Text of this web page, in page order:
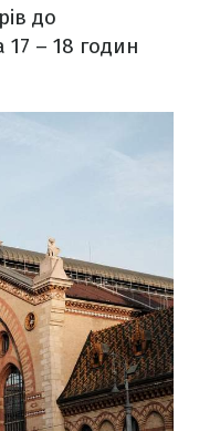
до
– 18 годин